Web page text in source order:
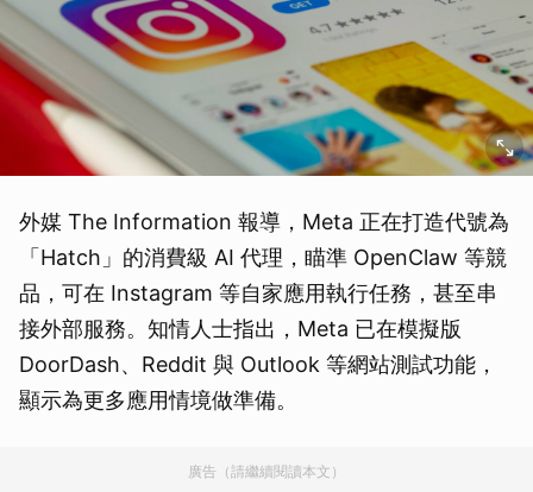
外媒 The Information 報導，Meta 正在打造代號為
「Hatch」的消費級 AI 代理，瞄準 OpenClaw 等競
品，可在 Instagram 等自家應用執行任務，甚至串
接外部服務。知情人士指出，Meta 已在模擬版
DoorDash、Reddit 與 Outlook 等網站測試功能，
顯示為更多應用情境做準備。
廣告（請繼續閱讀本文）